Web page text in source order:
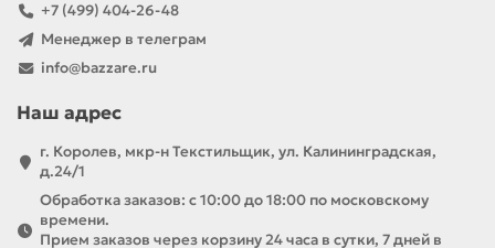
+7 (499) 404-26-48
Менеджер в телеграм
info@bazzare.ru
Наш адрес
г. Королев, мкр-н Текстильщик, ул. Калининградская,
д.24/1
Обработка заказов: с 10:00 до 18:00 по московскому
времени.
Прием заказов через корзину 24 часа в сутки, 7 дней в